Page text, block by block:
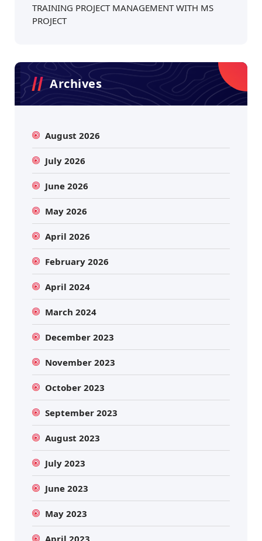
TRAINING PROJECT MANAGEMENT WITH MS
PROJECT
Archives
August 2026
July 2026
June 2026
May 2026
April 2026
February 2026
April 2024
March 2024
December 2023
November 2023
October 2023
September 2023
August 2023
July 2023
June 2023
May 2023
April 2023